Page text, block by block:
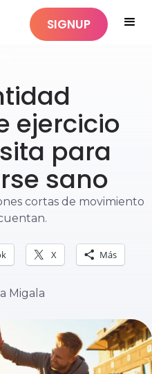
SIGNUP
ejercicio
para
sano
cortas de movimiento
X Más
Migala